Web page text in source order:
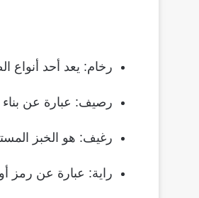
رخام: يعد أحد أنواع
رصيف: عبارة عن
رغيف: هو الخبز
راية: عبارة عن رمز